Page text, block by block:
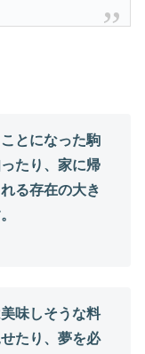
とになった駒
たり、家に帰
る存在の大き
味しそうな料
たり、夢を必